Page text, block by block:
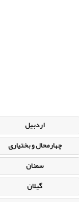
اردبیل
چهارمحال و بختیاری
سمنان
گیلان